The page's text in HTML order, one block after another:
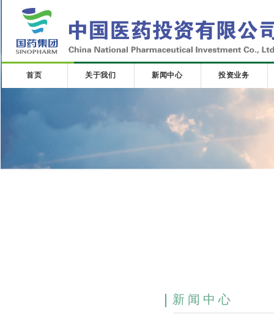
首页 关于我们 新闻中心 投资业务
新闻中心